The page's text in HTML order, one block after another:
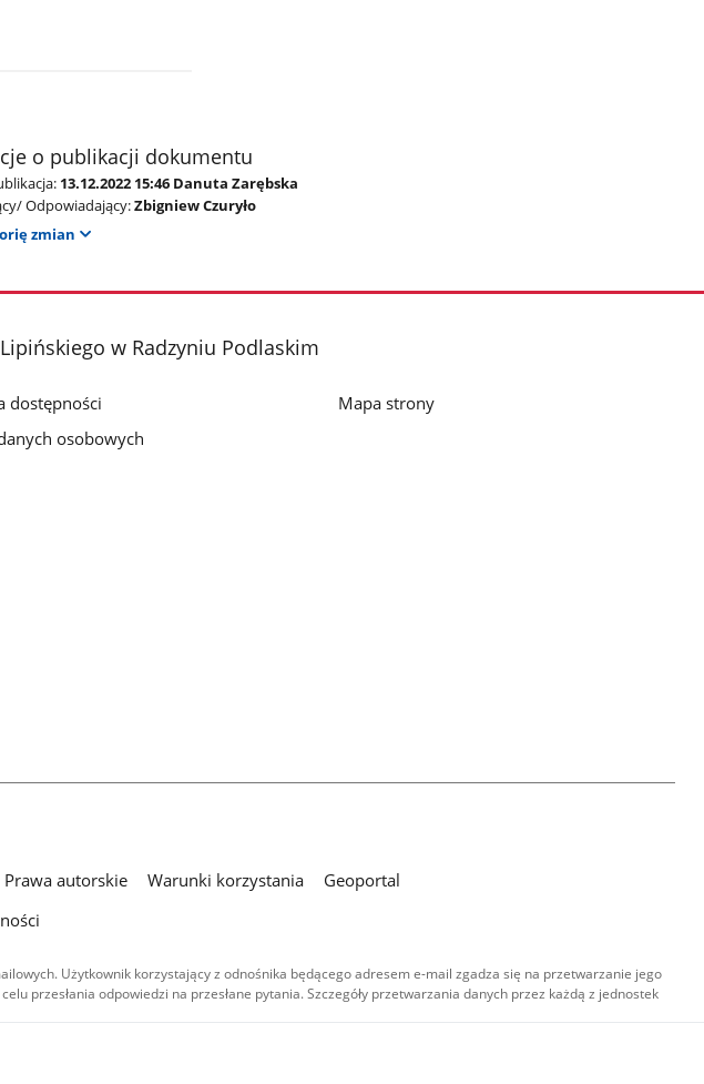
o publikacji dokumentu
13.12.2022 15:46 Danuta Zarębska
Odpowiadający:Zbigniew Czuryło
zmian
w Radzyniu Podlaskim
dostępności
osobowych
Mapa strony
Prawa autorskie Warunki korzystania
Geoportal
Użytkownik korzystający z odnośnika będącego adresem e-mail zgadza się na przetwarzanie jego
przesłania odpowiedzi na przesłane pytania. Szczegóły przetwarzania danych przez każdą z jednostek
są
- na tych samych